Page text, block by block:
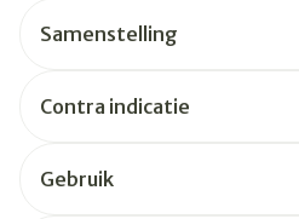
Samenstelling
Contra indicatie
Gebruik